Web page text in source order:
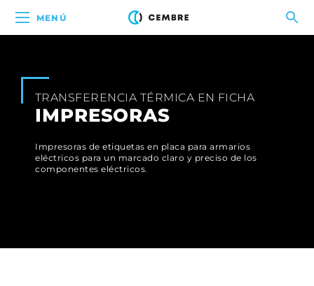
MENÚ
TRANSFERENCIA TÉRMICA EN FICHA
IMPRESORAS
Impresoras de etiquetas en placa para armarios
eléctricos para un marcado claro y preciso de los
componentes eléctricos.